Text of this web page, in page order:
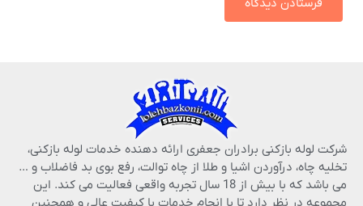
شرکت لوله بازکنی برادران جعفری ارائه دهنده خدمات لوله بازکنی،
تخلیه چاه، درآوردن اشیا و طلا از چاه توالت، رفع بوی بد فاضلاب و …
می باشد که با بیش از 18 سال تجربه واقعی فعالیت می کند. این
مجموعه در نظر دارد تا با انجام خدمات با کیفیت عالی و همچنین